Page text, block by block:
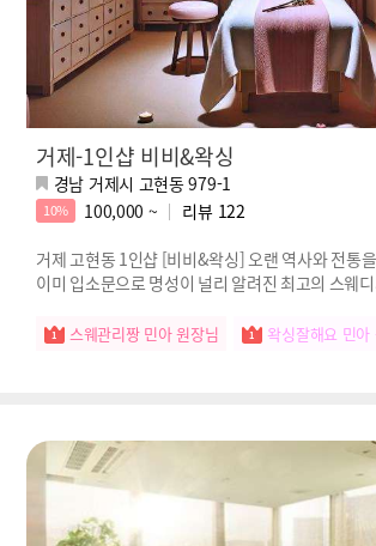
거제-1인샵 비비&왁싱
경남 거제시 고현동 979-1
10% 100,000 ~ 리뷰 122
거제 고현동 1인샵 [비비&왁싱] 오랜 역사와 전통
이미 입소문으로 명성이 널리 알려진 최고의 스웨
스웨관리짱 민아 원장님 왁싱잘해요 민아